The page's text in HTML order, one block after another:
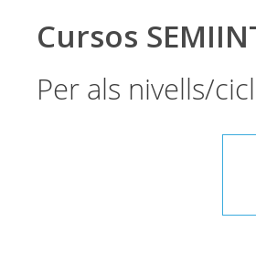
Cursos
Per als nivells/